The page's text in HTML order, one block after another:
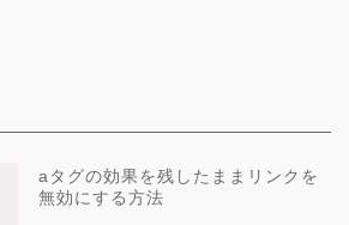
aタグの効果を残したままリンクを
無効にする方法